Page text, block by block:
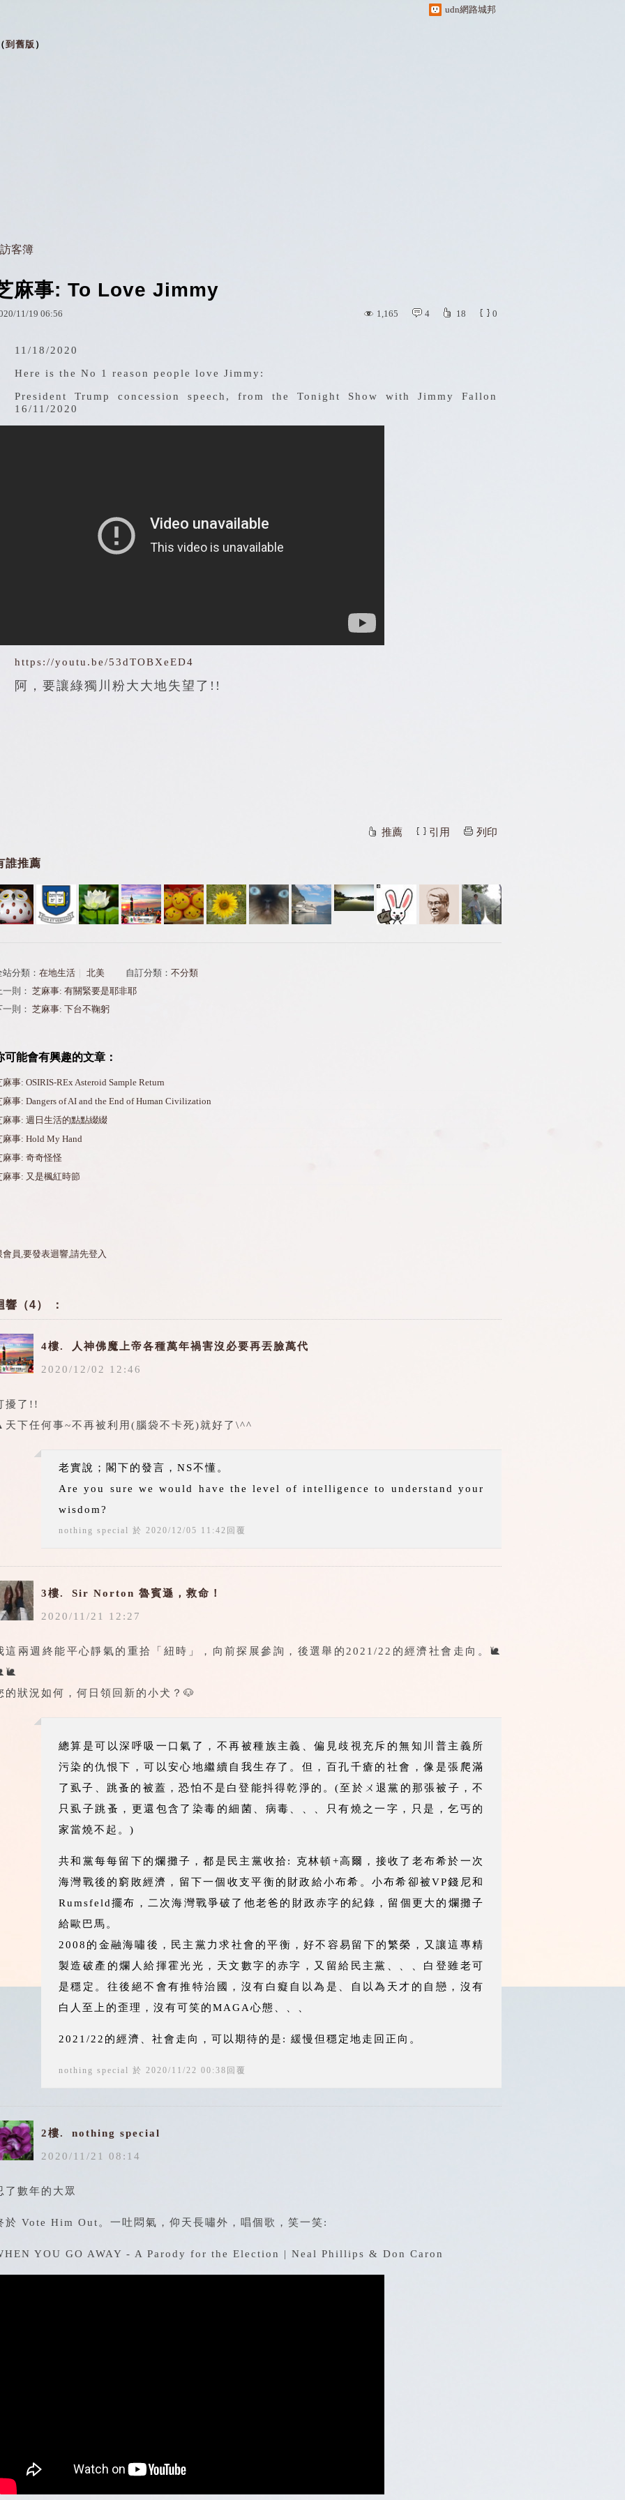
udn網路城邦
到舊版 ）
訪客簿
麻事: To Love Jimmy
/11/19 06:56 1,165 4 18 0
11/18/2020
Here is the No 1 reason people love Jimmy:
President Trump concession speech, from the Tonight Show with Jimmy Fallon
16/11/2020
https://youtu.be/53dTOBXeED4
阿，要讓綠獨川粉大大地失望了!!
推薦 引用 列印
誰推薦
站分類： 在地生活 北美 自訂分類： 不分類
一則： 芝麻事: 有關緊要是耶非耶
一則： 芝麻事: 下台不鞠躬
可能會有興趣的文章：
麻事: OSIRIS-REx Asteroid Sample Return
麻事: Dangers of AI and the End of Human Civilization
麻事: 週日生活的點點綴綴
麻事: Hold My Hand
麻事: 奇奇怪怪
麻事: 又是楓紅時節
會員,要發表迴響,請先登入
響（4） ：
4樓. 人神佛魔上帝各種萬年禍害沒必要再丟臉萬代
2020/12/02 12 :46
擾了!!
下任何事~不再被利用(腦袋不卡死)就好了\^^
老實說；閣下的發言，NS不懂。
Are you sure we would have the level of intelligence to understand your
wisdom?
nothing special 於 2020/ 12/05 11 : 42 回覆
3樓. Sir Norton 魯賓遜，救命！
2020/11 /21 12 : 27
這兩週終能平心靜氣的重拾「紐時」，向前探展參詢，後選舉的2021/22的經濟社會走向。🐌
的狀況如何，何日領回新的小犬？🐶
總算是可以深呼吸一口氣了，不再被種族主義、偏見歧視充斥的無知川普主義所
污染的仇恨下，可以安心地繼續自我生存了。但，百孔千瘡的社會，像是張爬滿
了虱子、跳蚤的被蓋，恐怕不是白登能抖得乾淨的。(至於ㄨ退黨的那張被子，不
只虱子跳蚤，更還包含了染毒的細菌、病毒、、、只有燒之一字，只是，乞丐的
家當燒不起。)
共和黨每每留下的爛攤子，都是民主黨收拾: 克林頓+高爾，接收了老布希於一次
海灣戰後的窮敗經濟，留下一個收支平衡的財政給小布希。小布希卻被VP錢尼和
Rumsfeld擺布，二次海灣戰爭破了他老爸的財政赤字的紀錄，留個更大的爛攤子
給歐巴馬。
2008的金融海嘯後，民主黨力求社會的平衡，好不容易留下的繁榮，又讓這專精
製造破產的爛人給揮霍光光，天文數字的赤字，又留給民主黨、、、白登雖老可
是穩定。往後絕不會有推特治國，沒有白癡自以為是、自以為天才的自戀，沒有
白人至上的歪理，沒有可笑的MAGA心態、、、
2021/22的經濟、社會走向，可以期待的是: 緩慢但穩定地走回正向。
nothing special 於 2020/ 11 /22 00 : 38 回覆
2樓. nothing special
2020/11 /21 08 : 14
了數年的大眾
於 Vote Him Out。一吐悶氣，仰天長嘯外，唱個歌，笑一笑:
YOU GO AWAY - A Parody for the Election | Neal Phillips & Don Caron